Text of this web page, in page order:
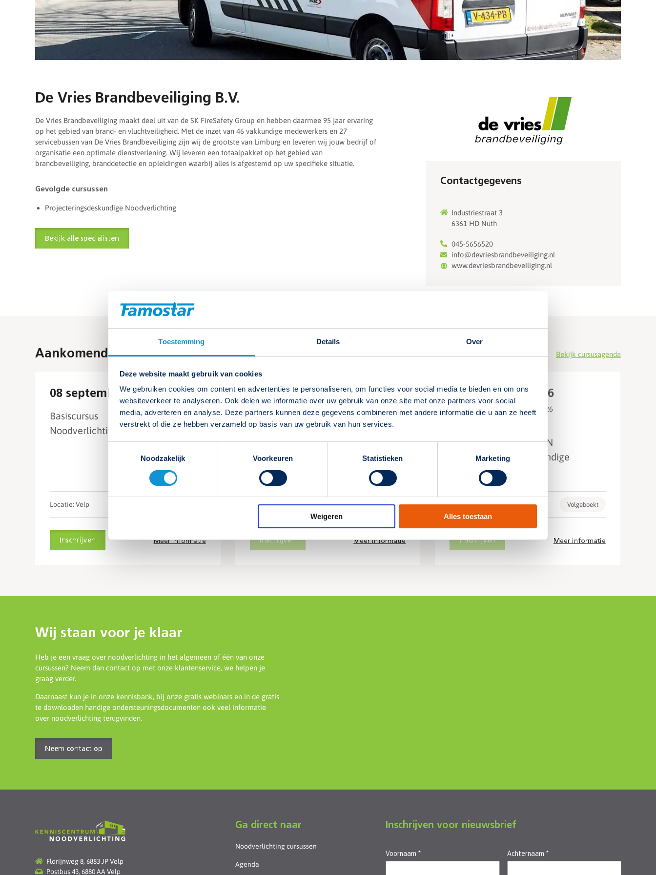
Toestemming Details Over
Deze website maakt gebruik van cookies
We gebruiken cookies om content en advertenties te personaliseren, om functies voor social media te bieden en om ons
websiteverkeer te analyseren. Ook delen we informatie over uw gebruik van onze site met onze partners voor social
media, adverteren en analyse. Deze partners kunnen deze gegevens combineren met andere informatie die u aan ze heeft
verstrekt of die ze hebben verzameld op basis van uw gebruik van hun services.
Noodzakelijk
Voorkeuren Statistieken Marketing
Weigeren Alles toestaan
De Vries Brandbeveiliging B.V.
De Vries Brandbeveiliging maakt deel uit van de SK FireSafety Group en hebben daarmee 95 jaar ervaring
op het gebied van brand- en vluchtveiligheid. Met de inzet van 46 vakkundige medewerkers en 27
servicebussen van De Vries Brandbeveiliging zijn wij de grootste van Limburg en leveren wij jouw bedrijf of
organisatie een optimale dienstverlening. Wij leveren een totaalpakket op het gebied van
brandbeveiliging, branddetectie en opleidingen waarbij alles is afgestemd op uw specifieke situatie.
Gevolgde cursussen
Projecteringsdeskundige Noodverlichting
Bekijk alle specialisten
Contactgegevens
Industriestraat 3
6361 HD Nuth
045-5656520
info@devriesbrandbeveiliging.nl
www.devriesbrandbeveiliging.nl
Aankomende cursussen Bekijk cursusagenda
08 september 2026
Basiscursus
Noodverlichtingsdeskundige
Locatie: Velp
Inschrijven Meer informatie
15 september 2026
Tweede dag: 22 september 2026
Tweedaagse cursus
Noodverlichtingsdeskundige
Locatie: Velp Volgeboekt
Inschrijven Meer informatie
15 september 2026
Tweede dag: 22 september 2026
Driedaagse cursus RION
noodverlichtingsdeskundige
deelgebied A
Locatie: Velp Volgeboekt
Inschrijven Meer informatie
Wij staan voor je klaar
Heb je een vraag over noodverlichting in het algemeen of één van onze
cursussen? Neem dan contact op met onze klantenservice, we helpen je
graag verder.
Daarnaast kun je in onze kennisbank, bij onze gratis webinars en in de gratis
te downloaden handige ondersteuningsdocumenten ook veel informatie
over noodverlichting terugvinden.
Neem contact op
Florijnweg 8, 6883 JP Velp
Postbus 43, 6880 AA Velp
Ga direct naar
Noodverlichting cursussen
Agenda
Inschrijven voor nieuwsbrief